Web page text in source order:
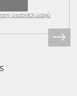
osobních údajů